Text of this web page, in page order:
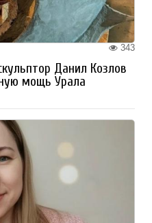
343
Данил Козлов
мощь Урала